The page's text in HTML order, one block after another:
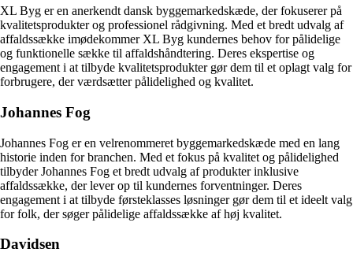
XL Byg er en anerkendt dansk byggemarkedskæde, der fokuserer på
kvalitetsprodukter og professionel rådgivning. Med et bredt udvalg af
affaldssække imødekommer XL Byg kundernes behov for pålidelige
og funktionelle sække til affaldshåndtering. Deres ekspertise og
engagement i at tilbyde kvalitetsprodukter gør dem til et oplagt valg for
forbrugere, der værdsætter pålidelighed og kvalitet.
Johannes Fog
Johannes Fog er en velrenommeret byggemarkedskæde med en lang
historie inden for branchen. Med et fokus på kvalitet og pålidelighed
tilbyder Johannes Fog et bredt udvalg af produkter inklusive
affaldssække, der lever op til kundernes forventninger. Deres
engagement i at tilbyde førsteklasses løsninger gør dem til et ideelt valg
for folk, der søger pålidelige affaldssække af høj kvalitet.
Davidsen